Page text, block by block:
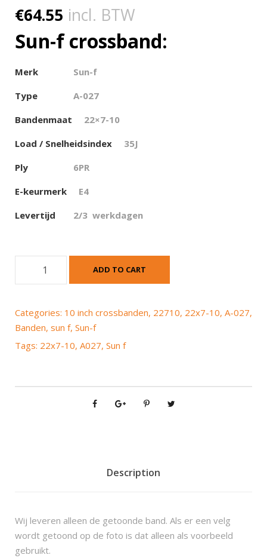
€64.55 incl. BTW
Sun-f crossband:
Merk
Sun-f
Type
A-027
Bandenmaat
22×7-10
Load / Snelheidsindex
35J
Ply
6PR
E-keurmerk
E4
Levertijd
2/3 werkdagen
0
q
ADD TO CART
Categories: 10 inch crossbanden, 22710, 22x7-10, A-027,
Banden, sun f, Sun-f
Tags: 22x7-10, A027, Sun f
Description
Wij leveren alleen de getoonde band. Als er een velg
wordt getoond op de foto is dat alleen als voorbeeld
gebruikt.